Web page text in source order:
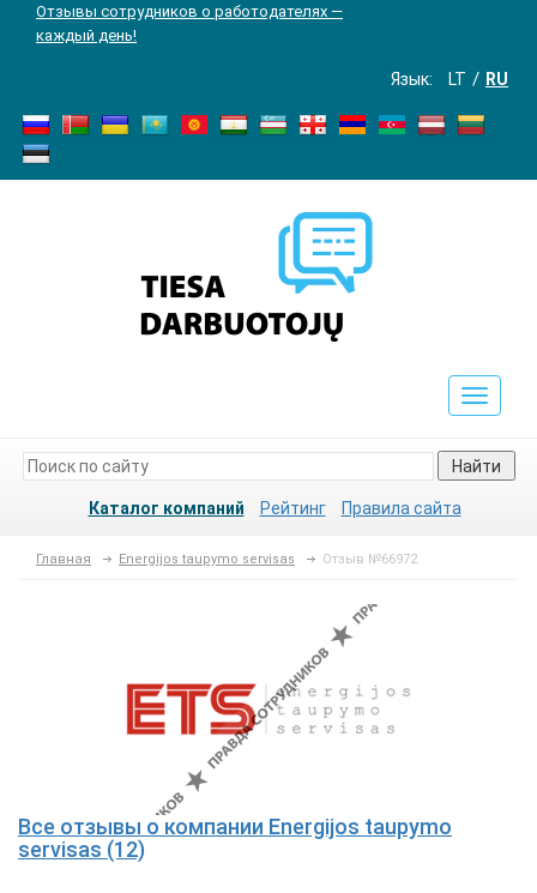
Отзывы сотрудников о работодателях —
каждый день!
Язык: LT RU
Toggle
Найти
Каталог компаний Рейтинг Правила сайта
Главная Energijos taupymo servisas Отзыв №66972
Все отзывы о компании Energijos taupymo
servisas (12)